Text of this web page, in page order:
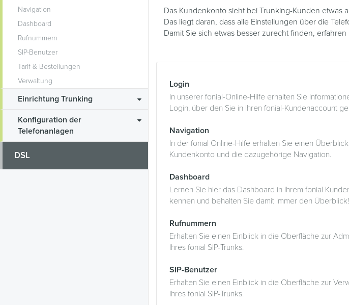
Navigation
Dashboard
Rufnummern
SIP-Benutzer
Tarif & Bestellungen
Verwaltung
Einrichtung Trunking
Konfiguration der
Telefonanlagen
DSL
Das Kundenkonto sieht bei Trunking-Kunden etwas
Das liegt daran, dass alle Einstellungen über die
Damit Sie sich etwas besser zurecht finden,
Login
In unserer fonial-Online-Hilfe erhalten Sie
Login, über den Sie in Ihren fonial-Kundenaccount
Navigation
In der fonial Online-Hilfe erhalten Sie einen
Kundenkonto und die dazugehörige Navigation.
Dashboard
Lernen Sie hier das Dashboard in Ihrem fonial
kennen und behalten Sie damit immer den Überblick!
Rufnummern
Erhalten Sie einen Einblick in die Oberfläche zur
Ihres fonial SIP-Trunks.
SIP-Benutzer
Erhalten Sie einen Einblick in die Oberfläche zur
Ihres fonial SIP-Trunks.